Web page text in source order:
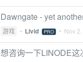
Dawngate - yet
游戏 • Livid PRO • Nov
想咨询一下LINODE这